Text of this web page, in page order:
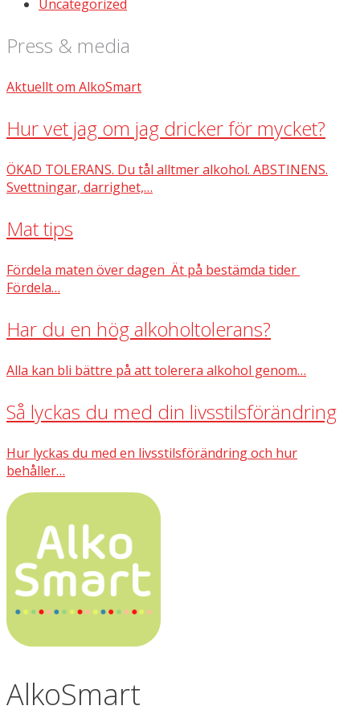
Uncategorized
Press & media
Aktuellt om AlkoSmart
Hur vet jag om jag dricker för mycket?
ÖKAD TOLERANS. Du tål alltmer alkohol. ABSTINENS.
Svettningar, darrighet,…
Mat tips
Fördela maten över dagen Ät på bestämda tider
Fördela…
Har du en hög alkoholtolerans?
Alla kan bli bättre på att tolerera alkohol genom…
Så lyckas du med din livsstilsförändring
Hur lyckas du med en livsstilsförändring och hur
behåller…
AlkoSmart